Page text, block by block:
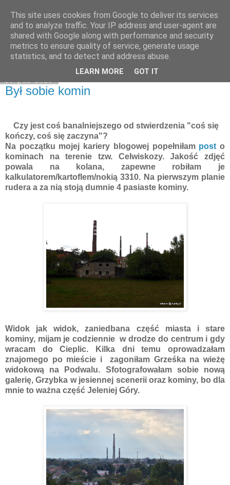
Moje miejsce
Był sobie komin
Czy jest coś banalniejszego od stwierdzenia "coś się
kończy, coś się zaczyna"?
Na początku mojej kariery blogowej popełniłam posto
kominach na terenie tzw. Celwiskozy. Jakość zdjęć
powala na kolana, zapewne robiłam je
kalkulatorem/kartoflem/nokią 3310. Na pierwszym planie
rudera a za nią stoją dumnie 4 pasiaste kominy.
Widok jak widok, zaniedbana część miasta i stare
kominy, mijam je codziennie w drodze do centrum i gdy
wracam do Cieplic. Kilka dni temu oprowadzałam
znajomego po mieście i zagoniłam Grześka na wieżę
widokową na Podwalu. Sfotografowałam sobie nową
galerię, Grzybka w jesiennej scenerii oraz kominy, bo dla
mnie to ważna część Jeleniej Góry.
This site uses cookies from Google to deliver its services
and to analyze traffic. Your IP address and user-agent are
shared with Google along with performance and security
metrics to ensure quality of service, generate usage
statistics, and to detect and address abuse.
LEARN MORE GOT IT